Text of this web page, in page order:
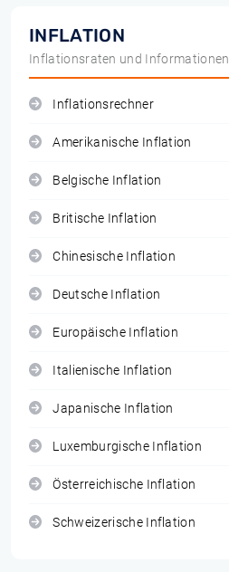
INFLATION
Inflationsraten und Informationen
Inflationsrechner
Amerikanische Inflation
Belgische Inflation
Britische Inflation
Chinesische Inflation
Deutsche Inflation
Europäische Inflation
Italienische Inflation
Japanische Inflation
Luxemburgische Inflation
Österreichische Inflation
Schweizerische Inflation